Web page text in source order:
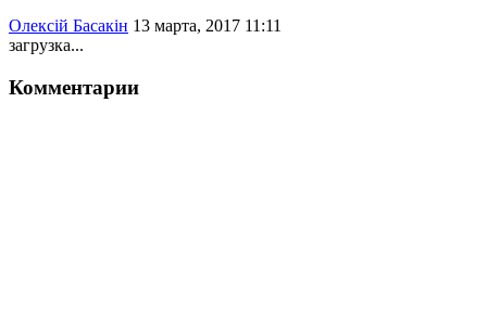
Олексій Басакін 13 марта, 2017 11:11
загрузка...
Комментарии